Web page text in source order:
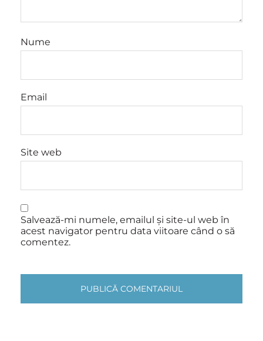
Nume
Email
Site web
Salvează-mi numele, emailul și site-ul web în
acest navigator pentru data viitoare când o să
comentez.